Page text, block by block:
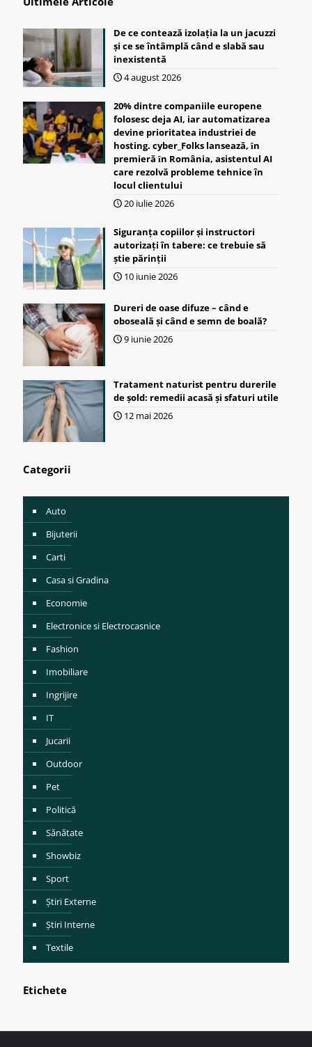
De ce contează izolația la un jacuzzi
și ce se întâmplă când e slabă sau
inexistentă
4 august 2026
20% dintre companiile europene
folosesc deja AI, iar automatizarea
devine prioritatea industriei de
hosting. cyber_Folks lansează, ȋn
premieră ȋn România, asistentul AI
care rezolvă probleme tehnice în
locul clientului
20 iulie 2026
Siguranța copiilor și instructori
autorizați în tabere: ce trebuie să
știe părinții
10 iunie 2026
Dureri de oase difuze – când e
oboseală și când e semn de boală?
9 iunie 2026
Tratament naturist pentru durerile
de șold: remedii acasă și sfaturi utile
12 mai 2026
Categorii
Auto
Bijuterii
Carti
Casa si Gradina
Economie
Electronice si Electrocasnice
Fashion
Imobiliare
Ingrijire
IT
Jucarii
Outdoor
Pet
Politică
Sănătate
Showbiz
Sport
Știri Externe
Știri Interne
Textile
Etichete